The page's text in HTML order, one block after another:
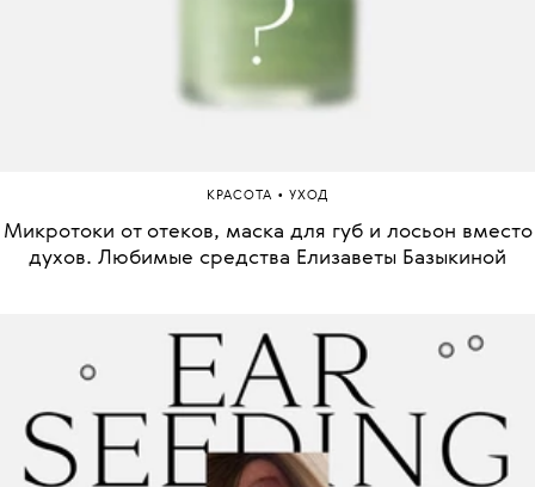
КРАСОТА • УХОД
Микротоки от отеков, маска для губ и лосьон вместо
духов. Любимые средства Елизаветы Базыкиной